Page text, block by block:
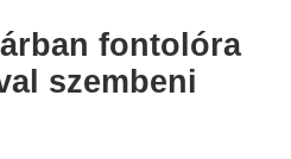
fontolóra
szembeni